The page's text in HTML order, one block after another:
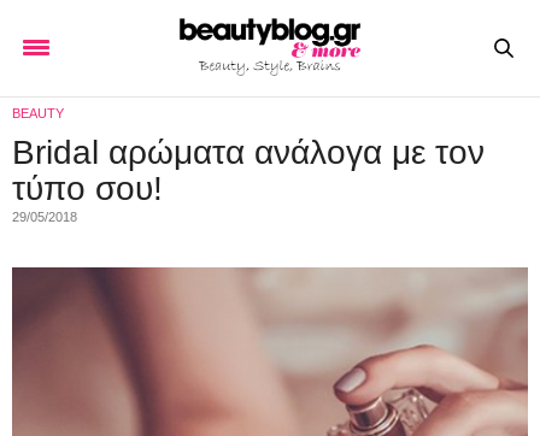
BEAUTY
Bridal αρώματα ανάλογα με τον
τύπο σου!
29/05/2018